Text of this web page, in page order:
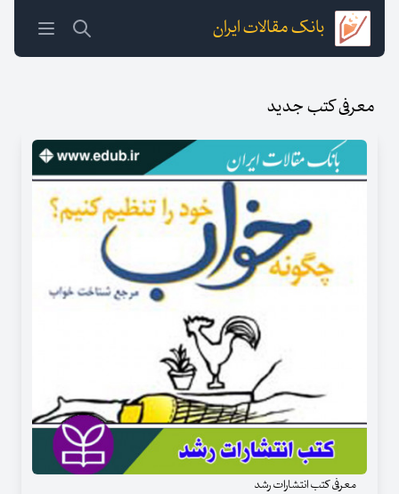
بانک مقالات ایران
معرفی کتب جدید
معرفی کتب انتشارات رشد